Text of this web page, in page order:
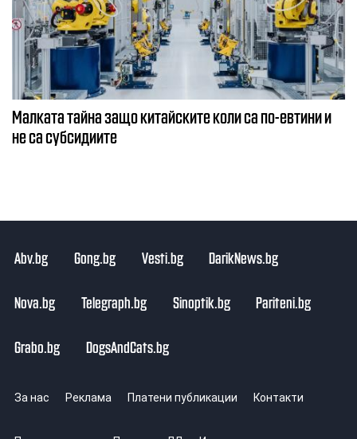
Малката тайна защо китайските коли са по-евтини и
не са субсидиите
Abv.bg Gong.bg Vesti.bg DarikNews.bg
Nova.bg Telegraph.bg Sinoptik.bg Pariteni.bg
Grabo.bg DogsAndCats.bg
За нас Реклама Платени публикации Контакти